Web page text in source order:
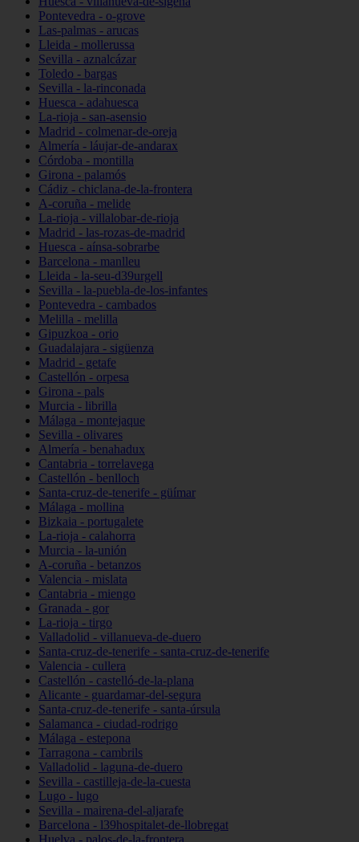
Pontevedra - o-grove
Las-palmas - arucas
Lleida - mollerussa
Sevilla - aznalcázar
Toledo - bargas
Sevilla - la-rinconada
Huesca - adahuesca
La-rioja - san-asensio
Madrid - colmenar-de-oreja
Almería - láujar-de-andarax
Córdoba - montilla
Girona - palamós
Cádiz - chiclana-de-la-frontera
A-coruña - melide
La-rioja - villalobar-de-rioja
Madrid - las-rozas-de-madrid
Huesca - aínsa-sobrarbe
Barcelona - manlleu
Lleida - la-seu-d39urgell
Sevilla - la-puebla-de-los-infantes
Pontevedra - cambados
Melilla - melilla
Gipuzkoa - orio
Guadalajara - sigüenza
Madrid - getafe
Castellón - orpesa
Girona - pals
Murcia - librilla
Málaga - montejaque
Sevilla - olivares
Almería - benahadux
Cantabria - torrelavega
Castellón - benlloch
Santa-cruz-de-tenerife - güímar
Málaga - mollina
Bizkaia - portugalete
La-rioja - calahorra
Murcia - la-unión
A-coruña - betanzos
Valencia - mislata
Cantabria - miengo
Granada - gor
La-rioja - tirgo
Valladolid - villanueva-de-duero
Santa-cruz-de-tenerife - santa-cruz-de-tenerife
Valencia - cullera
Castellón - castelló-de-la-plana
Alicante - guardamar-del-segura
Santa-cruz-de-tenerife - santa-úrsula
Salamanca - ciudad-rodrigo
Málaga - estepona
Tarragona - cambrils
Valladolid - laguna-de-duero
Sevilla - castilleja-de-la-cuesta
Lugo - lugo
Sevilla - mairena-del-aljarafe
Barcelona - l39hospitalet-de-llobregat
Huelva - palos-de-la-frontera